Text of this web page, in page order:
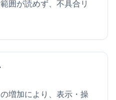
囲が読めず、不具合リ
増加により、表示・操